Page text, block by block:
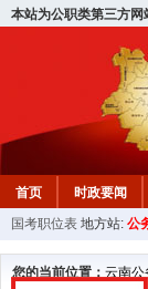
本站为公职类第三方网
首页 时政要闻
国考职位表 地方站: 公
您的当前位置： 云南公